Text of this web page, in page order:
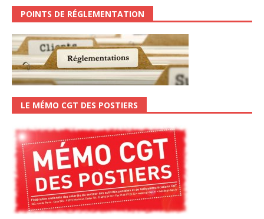
POINTS DE RÉGLEMENTATION
LE MÉMO CGT DES POSTIERS